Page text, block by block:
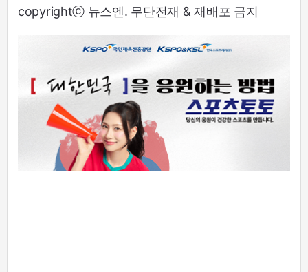
copyrightⓒ 뉴스엔. 무단전재 & 재배포 금지